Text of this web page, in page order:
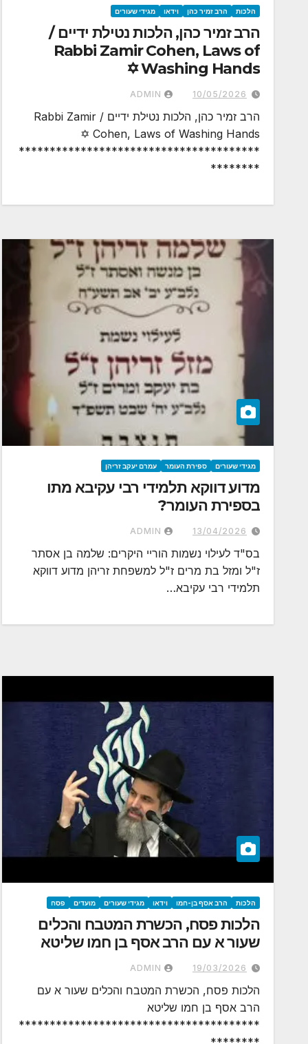
הלכות הרב זמיר כהן וידאו מגידי שעורים
הרב זמיר כהן, הלכות נטילת ידיים /
Rabbi Zamir Cohen, Laws of
Washing Hands ✡
10/05/2026
ADMIN
הרב זמיר כהן, הלכות נטילת ידיים / Rabbi Zamir
Cohen, Laws of Washing Hands ✡
***************************************
********
מגידי שעורים ספירת העומר עמרם יעקב זריהן
מדוע דווקא תלמידי רבי עקיבא מתו
בספירת העומר?​
13/04/2026
ADMIN
בס"ד לעילוי נשמות הוריי היקרים: שלמה בן אסתר
ז"ל ומזל בת מרים ז"ל למשפחת זריהן מדוע דווקא
תלמידי רבי עקיבא…
הלכות הרב אסף בן-חמו וידאו מגידי שעורים מועדים פסח
הלכות פסח, הכשרת המטבח והכלים
שעור א עם הרב אסף בן חמו שליטא
19/03/2026
ADMIN
הלכות פסח, הכשרת המטבח והכלים שעור א עם
הרב אסף בן חמו שליטא
***************************************